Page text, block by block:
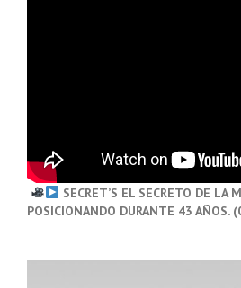
SECRET’S EL SECRETO DE LA
POSICIONANDO DURANTE 43